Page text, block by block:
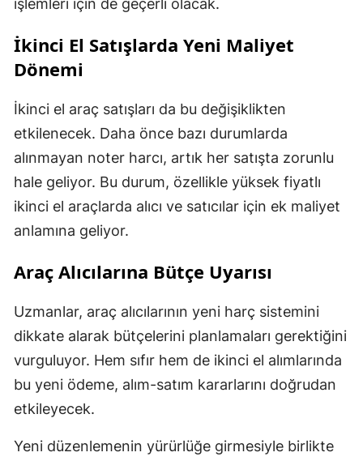
işlemleri için de geçerli olacak.
İkinci El Satışlarda Yeni Maliyet
Dönemi
İkinci el araç satışları da bu değişiklikten
etkilenecek. Daha önce bazı durumlarda
alınmayan noter harcı, artık her satışta zorunlu
hale geliyor. Bu durum, özellikle yüksek fiyatlı
ikinci el araçlarda alıcı ve satıcılar için ek maliyet
anlamına geliyor.
Araç Alıcılarına Bütçe Uyarısı
Uzmanlar, araç alıcılarının yeni harç sistemini
dikkate alarak bütçelerini planlamaları gerektiğini
vurguluyor. Hem sıfır hem de ikinci el alımlarında
bu yeni ödeme, alım-satım kararlarını doğrudan
etkileyecek.
Yeni düzenlemenin yürürlüğe girmesiyle birlikte